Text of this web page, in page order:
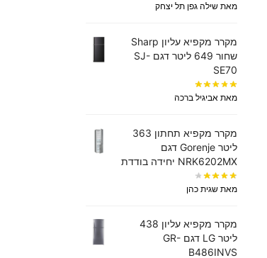
מאת שילה גפן תל יצחק
מקרר מקפיא עליון Sharp
שחור 649 ליטר דגם SJ-
SE70
מאת אביגיל ברכה
מקרר ‏מקפיא תחתון 363
‏ליטר Gorenje דגם
NRK6202MX יחידה בודדת
מאת שגית כהן
מקרר מקפיא עליון 438
‏ליטר LG דגם GR-
B486INVS